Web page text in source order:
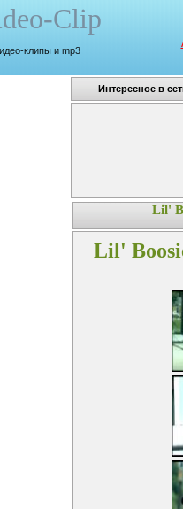
Clip
клипы и mp3
Интересное в
Lil'
Lil'